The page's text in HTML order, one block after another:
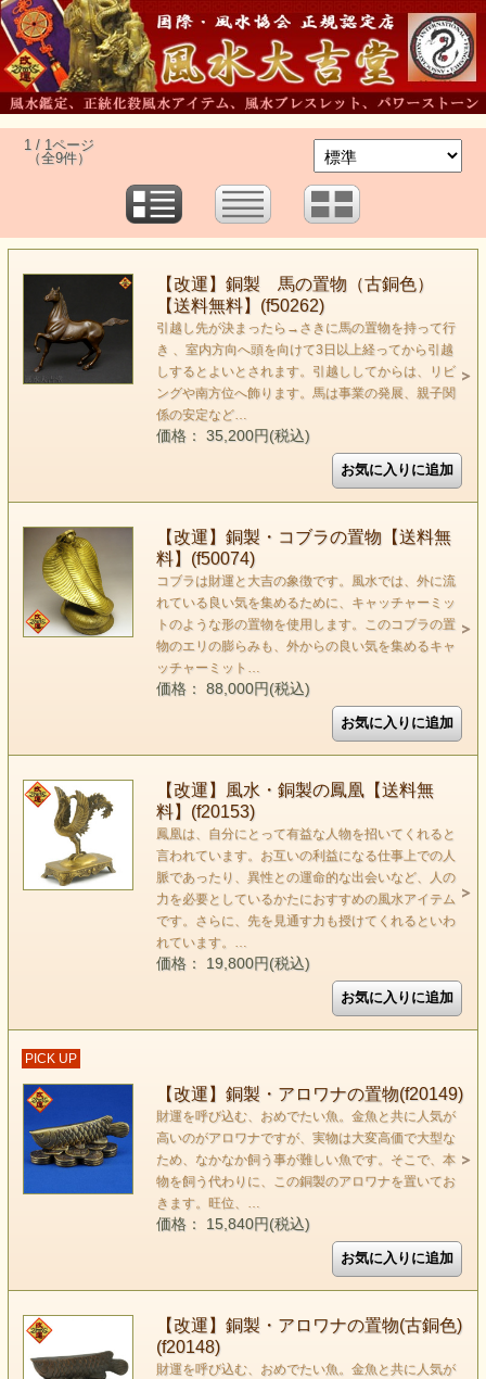
1 / 1ページ
（全9件）
【改運】銅製 馬の置物（古銅色）
【送料無料】(f50262)
引越し先が決まったら→さきに馬の置物を持って行
き 、室内方向へ頭を向けて3日以上経ってから引越
しするとよいとされます。引越ししてからは、リビ
ングや南方位へ飾ります。馬は事業の発展、親子関
係の安定など…
価格： 35,200円(税込)
【改運】銅製・コブラの置物【送料無
料】(f50074)
コブラは財運と大吉の象徴です。風水では、外に流
れている良い気を集めるために、キャッチャーミッ
トのような形の置物を使用します。このコブラの置
物のエリの膨らみも、外からの良い気を集めるキャ
ッチャーミット…
価格： 88,000円(税込)
【改運】風水・銅製の鳳凰【送料無
料】(f20153)
鳳凰は、自分にとって有益な人物を招いてくれると
言われています。お互いの利益になる仕事上での人
脈であったり、異性との運命的な出会いなど、人の
力を必要としているかたにおすすめの風水アイテム
です。さらに、先を見通す力も授けてくれるといわ
れています。…
価格： 19,800円(税込)
PICK UP
【改運】銅製・アロワナの置物(f20149)
財運を呼び込む、おめでたい魚。金魚と共に人気が
高いのがアロワナですが、実物は大変高価で大型な
ため、なかなか飼う事が難しい魚です。そこで、本
物を飼う代わりに、この銅製のアロワナを置いてお
きます。旺位、…
価格： 15,840円(税込)
【改運】銅製・アロワナの置物(古銅色)
(f20148)
財運を呼び込む、おめでたい魚。金魚と共に人気が